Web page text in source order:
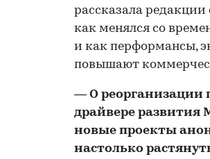
рассказала
как менялся со
и как перформансы,
повышают
— О реорганизации
драйвере развития
новые проекты
настолько